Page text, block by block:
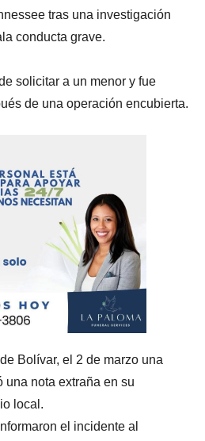
tras una investigación
conducta grave.
solicitar a un menor y fue
de una operación encubierta.
Bolívar, el 2 de marzo una
una nota extraña en su
local.
el incidente al